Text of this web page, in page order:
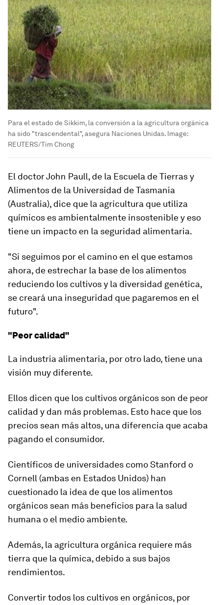
Para el estado de Sikkim, la conversión a la agricultura orgánica
ha sido "trascendental", asegura Naciones Unidas. Image:
REUTERS/Tim Chong
El doctor John Paull, de la Escuela de Tierras y
Alimentos de la Universidad de Tasmania
(Australia), dice que la agricultura que utiliza
químicos es ambientalmente insostenible y eso
tiene un impacto en la seguridad alimentaria.
"Si seguimos por el camino en el que estamos
ahora, de estrechar la base de los alimentos
reduciendo los cultivos y la diversidad genética,
se creará una inseguridad que pagaremos en el
futuro".
"Peor calidad"
La industria alimentaria, por otro lado, tiene una
visión muy diferente.
Ellos dicen que los cultivos orgánicos son de peor
calidad y dan más problemas. Esto hace que los
precios sean más altos, una diferencia que acaba
pagando el consumidor.
Científicos de universidades como Stanford o
Cornell (ambas en Estados Unidos) han
cuestionado la idea de que los alimentos
orgánicos sean más beneficios para la salud
humana o el medio ambiente.
Además, la agricultura orgánica requiere más
tierra que la química, debido a sus bajos
rendimientos.
Convertir todos los cultivos en orgánicos, por